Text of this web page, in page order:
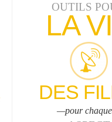
OUTILS
LA
DES
—pour